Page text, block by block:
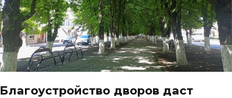
Благоустройство дворов даст